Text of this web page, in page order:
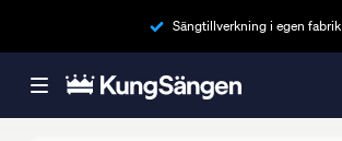
Sängtillverkning i egen fabrik